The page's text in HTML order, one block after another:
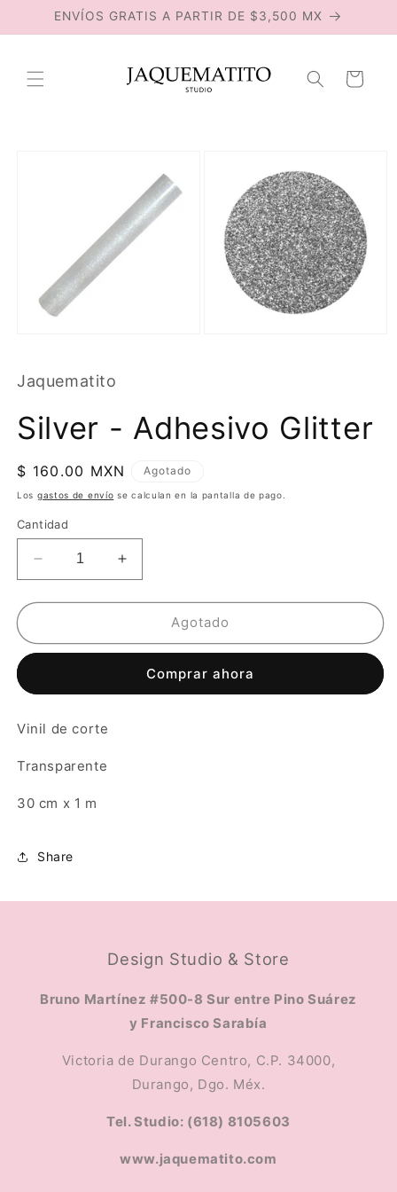
directamente
al contenido
ENVÍOS GRATIS A PARTIR DE $3,500 MX
Carrito
Jaquematito
Silver - Adhesivo Glitter
Precio
habitual
$ 160.00 MXN Agotado
Los gastos de envío se calculan en la pantalla de pago.
Cantidad
Reducir
cantidad
para
-
Aumentar
cantidad
para
-
Glitter
Agotado
Comprar ahora
Vinil de corte
Transparente
30 cm x 1 m
Share
Design Studio & Store
Bruno Martínez #500-8 Sur entre Pino Suárez
y Francisco Sarabía
Victoria de Durango Centro, C.P. 34000,
Durango, Dgo. Méx.
Tel. Studio: (618) 8105603
www.jaquematito.com